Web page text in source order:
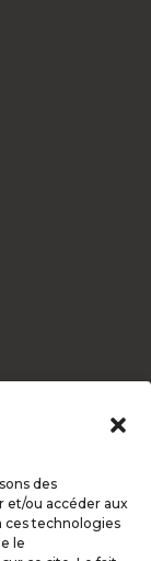
des
et/ou accéder aux
ces technologies
le